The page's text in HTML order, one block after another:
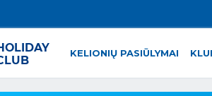
KELIONIŲ PASIŪLYMAI